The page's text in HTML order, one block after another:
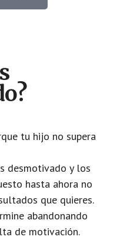
tu hijo no supera
desmotivado y los
hasta ahora no
que quieres.
abandonando
de motivación.